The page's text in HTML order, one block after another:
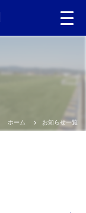
ホーム お知らせ一覧